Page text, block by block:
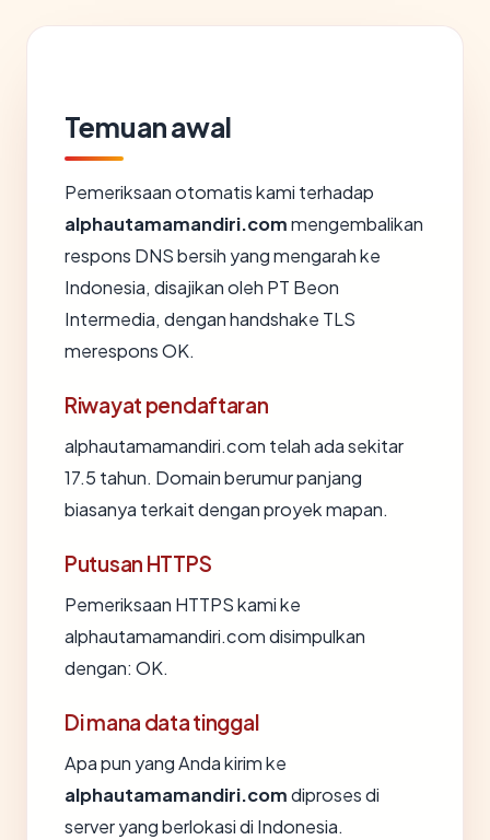
Temuan awal
Pemeriksaan otomatis kami terhadap
alphautamamandiri.commengembalikan
respons DNS bersih yang mengarah ke
Indonesia, disajikan oleh PT Beon
Intermedia, dengan handshake TLS
merespons OK.
Riwayat pendaftaran
alphautamamandiri.com telah ada sekitar
17.5 tahun. Domain berumur panjang
biasanya terkait dengan proyek mapan.
Putusan HTTPS
Pemeriksaan HTTPS kami ke
alphautamamandiri.com disimpulkan
dengan: OK.
Di mana data tinggal
Apa pun yang Anda kirim ke
alphautamamandiri.comdiproses di
server yang berlokasi di Indonesia.